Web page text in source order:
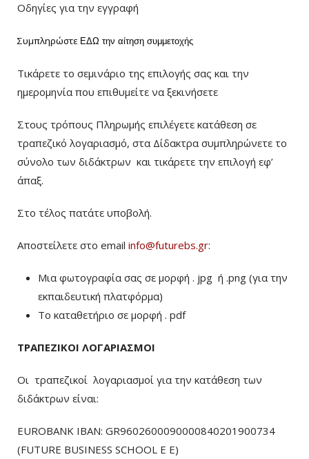
Οδηγίες για την εγγραφή
Συμπληρώστε ΕΔΩ την αίτηση συμμετοχής
Τικάρετε το σεμινάριο της επιλογής σας και την
ημερομηνία που επιθυμείτε να ξεκινήσετε
Στους τρόπους Πληρωμής επιλέγετε κατάθεση σε
τραπεζικό λογαριασμό, στα Δίδακτρα συμπληρώνετε το
σύνολο των διδάκτρων και τικάρετε την επιλογή εφ’
άπαξ.
Στο τέλος πατάτε υποβολή.
Αποστείλετε στο email info@futurebs.gr:
Μια φωτογραφία σας σε μορφή . jpg ή .png (για την
εκπαιδευτική πλατφόρμα)
To καταθετήριο σε μορφή . pdf
ΤΡΑΠΕΖΙΚΟΙ ΛΟΓΑΡΙΑΣΜΟΙ
Οι τραπεζικοί λογαριασμοί για την κατάθεση των
διδάκτρων είναι:
EUROBANK IBAN: GR9602600090000840201900734
(FUTURE BUSINESS SCHOOL E E)